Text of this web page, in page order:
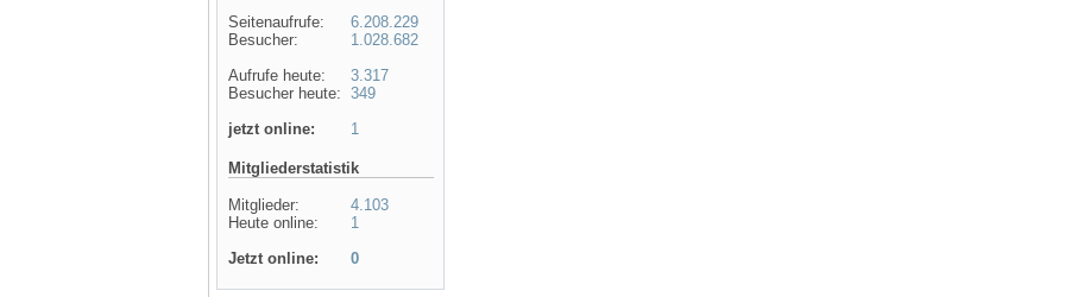
Seitenaufrufe:
Besucher:
Aufrufe heute:
Besucher heute:
jetzt online:
6.208.229
1.028.682
3.317
349
1
Mitgliederstatistik
Mitglieder:
Heute online:
4.103
1
Jetzt online:
0